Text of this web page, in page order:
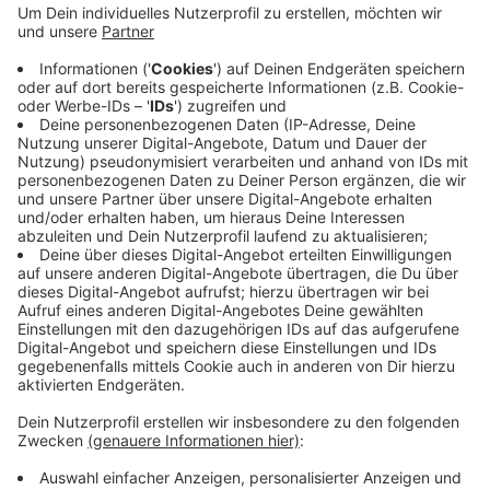
Hattingen: Den diesjährigen nostalgischen
Weihnachtsmarkt in der Innenstadt hatten die
Verantwortlichen schweren Herzens abgesagt. Das
Stadtmarketing geht aber davon aus, dass der Markt
nächstes Jahr in der Adventszeit nach Totensonntag
beginnen könne. Man plane ein ganz normales
Eventjahr 2021. Für alle Veranstaltungen habe man
trotz Pandemie Termine festgelegt. Sie sollen in gut
zwei Wochen veröffentlicht werden, wenn auch ein
Zeitraum für den Herbstmarkt gefunden sei.
Anzeige